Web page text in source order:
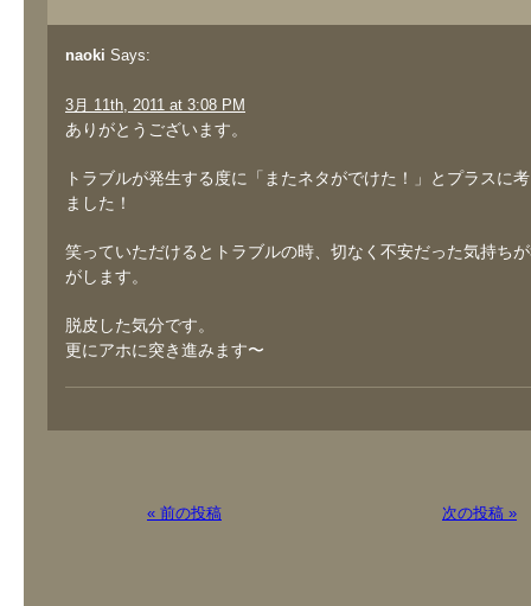
naoki Says:
3月 11th, 2011 at 3:08 PM
ありがとうございます。
トラブルが発生する度に「またネタがでけた！」とプラスに
ました！
笑っていただけるとトラブルの時、切なく不安だった気持ち
がします。
脱皮した気分です。
更にアホに突き進みます〜
« 前の投稿 次の投稿 »